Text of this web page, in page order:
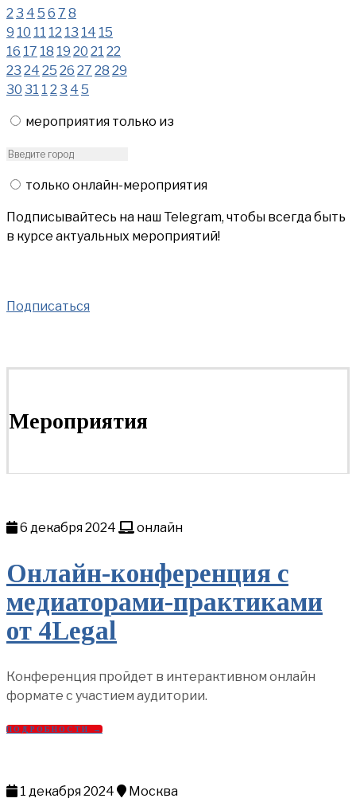
2 3 4 5 6 7 8
9 10 11 12 13 14 15
16 17 18 19 20 21 22
23 24 25 26 27 28 29
30 31 1 2 3 4 5
мероприятия только из
только онлайн-мероприятия
Подписывайтесь на наш Telegram, чтобы всегда быть
в курсе актуальных мероприятий!
Подписаться
Мероприятия
6 декабря 2024 онлайн
Онлайн-конференция с
медиаторами-практиками
от 4Legal
Конференция пройдет в интерактивном онлайн
формате с участием аудитории.
ПОДРОБНОСТИ →
1 декабря 2024 Москва